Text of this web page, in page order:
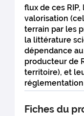
flux de ces
valorisation
terrain par les
la littérature
dépendance
producteur de
territoire), et
réglementation
Une
Fiches du